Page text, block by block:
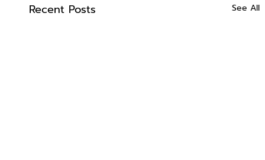
Recent Posts See All